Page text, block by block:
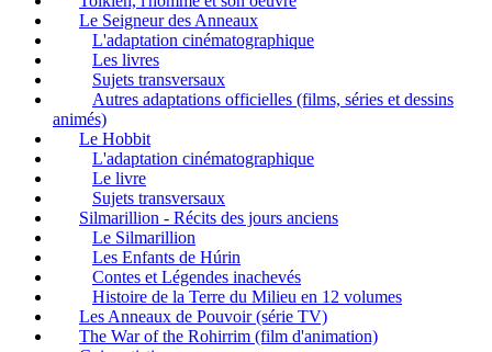
Le Seigneur des Anneaux
L'adaptation cinématographique
Les livres
Sujets transversaux
Autres adaptations officielles (films, séries et dessins
animés)
Le Hobbit
L'adaptation cinématographique
Le livre
Sujets transversaux
Silmarillion - Récits des jours anciens
Le Silmarillion
Les Enfants de Húrin
Contes et Légendes inachevés
Histoire de la Terre du Milieu en 12 volumes
Les Anneaux de Pouvoir (série TV)
The War of the Rohirrim (film d'animation)